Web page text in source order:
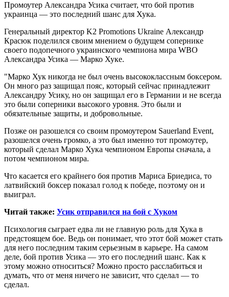
Промоутер Александра Усика считает, что бой против
украинца — это последний шанс для Хука.
Генеральный директор K2 Promotions Ukraine Александр
Красюк поделился своим мнением о будущем сопернике
своего подопечного украинского чемпиона мира WBO
Александра Усика — Марко Хуке.
"Марко Хук никогда не был очень высококлассным боксером.
Он много раз защищал пояс, который сейчас принадлежит
Александру Усику, но он защищал его в Германии и не всегда
это были соперники высокого уровня. Это были и
обязательные защиты, и добровольные.
Позже он разошелся со своим промоутером Sauerland Event,
разошелся очень громко, а это был именно тот промоутер,
который сделал Марко Хука чемпионом Европы сначала, а
потом чемпионом мира.
Что касается его крайнего боя против Мариса Бриедиса, то
латвийский боксер показал голод к победе, поэтому он и
выиграл.
Читай также: Усик отправился на бой с Хуком
Психология сыграет едва ли не главную роль для Хука в
предстоящем бое. Ведь он понимает, что этот бой может стать
для него последним таким серьезным в карьере. На самом
деле, бой против Усика — это его последний шанс. Как к
этому можно относиться? Можно просто расслабиться и
думать, что от меня ничего не зависит, что сделал — то
сделал.